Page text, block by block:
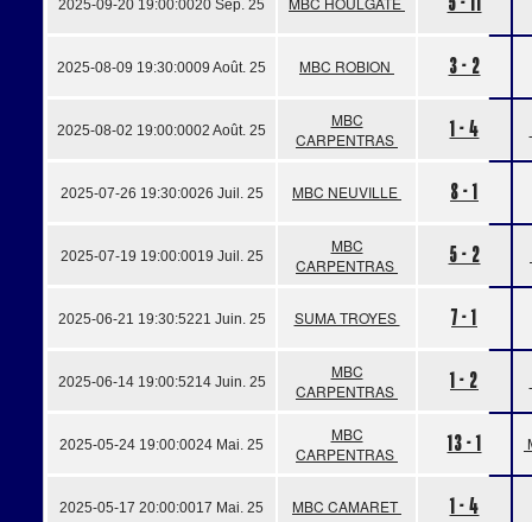
2025-09-20 19:00:0020 Sep. 25
2025-08-09 19:30:0009 Août. 25 MBC ROBION 3 - 2
2025-08-02 19:00:0002 Août. 25
MBC
CARPENTRAS
1 - 4
2025-07-26 19:30:0026 Juil. 25 MBC NEUVILLE 8 - 1
2025-07-19 19:00:0019 Juil. 25
MBC
CARPENTRAS
5 - 2
2025-06-21 19:30:5221 Juin. 25 SUMA TROYES 7 - 1
2025-06-14 19:00:5214 Juin. 25
MBC
CARPENTRAS
1 - 2
2025-05-24 19:00:0024 Mai. 25
MBC
CARPENTRAS
13 - 1
2025-05-17 20:00:0017 Mai. 25 MBC CAMARET 1 - 4